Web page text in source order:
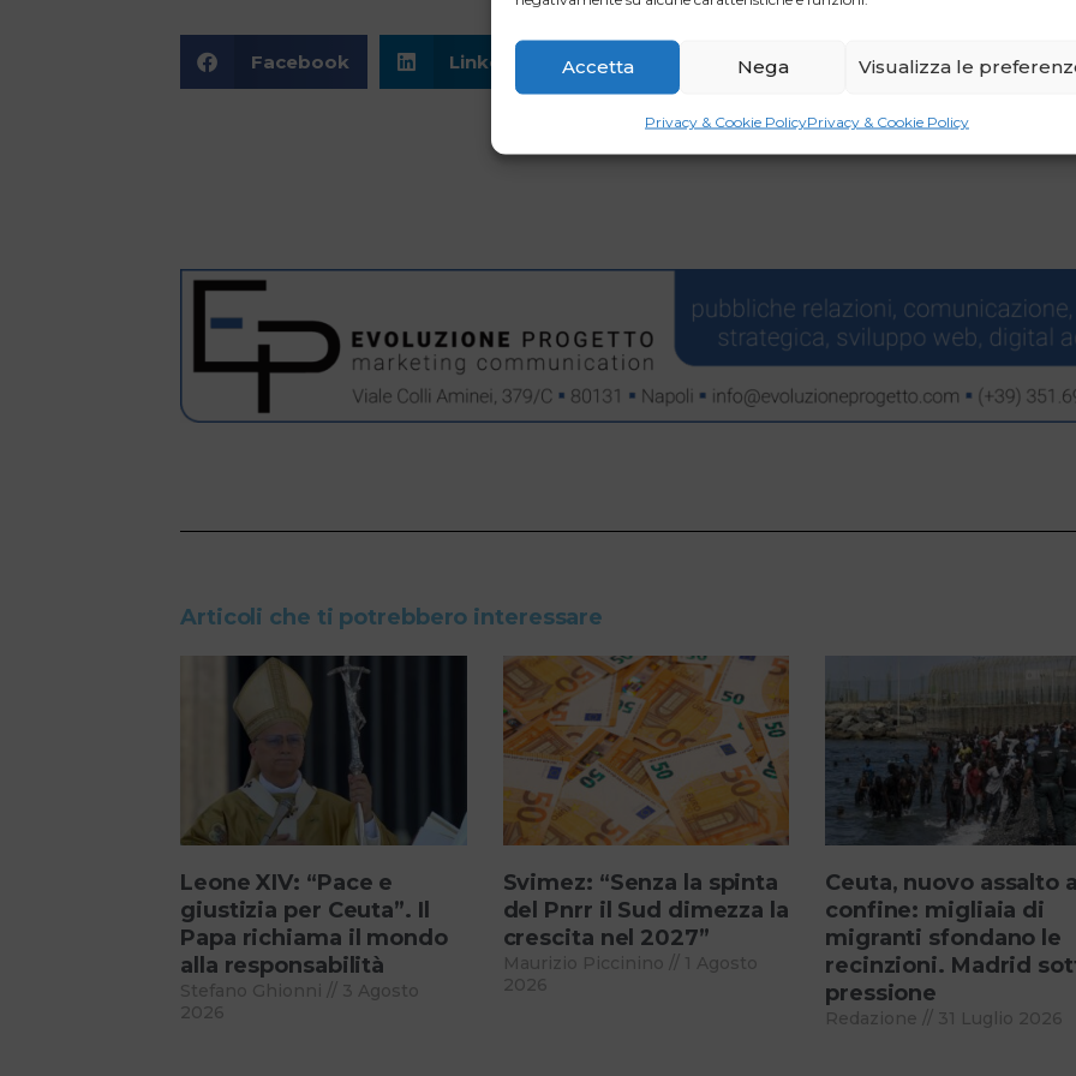
Accetta Nega Visualizza le
Privacy & Cookie PolicyPrivacy & Cookie Policy
Facebook LinkedIn WhatsApp Email
Articoli che ti potrebbero interessare
Leone XIV: “Pace e
giustizia per Ceuta”. Il
Papa richiama il mondo
alla responsabilità
Stefano Ghionni
3 Agosto
2026
Svimez: “Senza la spinta
del Pnrr il Sud dimezza la
crescita nel 2027”
Maurizio Piccinino
1 Agosto
2026
Ceuta, nuovo assalto
confine: migliaia di
migranti sfondano le
recinzioni. Madrid
pressione
Redazione 31 Luglio 2026